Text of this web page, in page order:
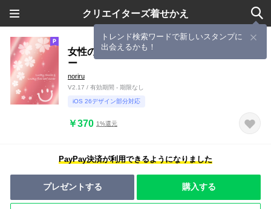
クリエイターズ着せかえ
トレンド検索ワードで新しいスタンプに
出会えるかも！
女性の運気と女子力UPのスマイルクローバ
ー
noriru
V2.17 / 有効期間 - 期限なし
iOS 26デザイン部分対応
￥370 1%還元
PayPay決済が利用できるようになりました
プレゼントする 購入する